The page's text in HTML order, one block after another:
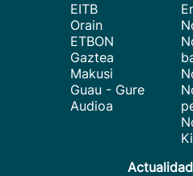
EITB
Orain
ETBON
Gaztea
Makusi
Guau - Gure
Audioa
Actualidad